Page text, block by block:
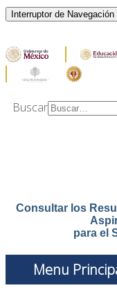
Interruptor de Navegación
Buscar
Consultar los
para el
Menu